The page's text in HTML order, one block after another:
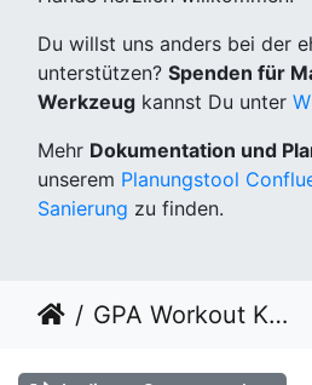
Du willst uns anders bei der
unterstützen? Spenden für
Werkzeug kannst Du unter
Mehr Dokumentation und
unserem Planungstool
Sanierung zu finden.
GPA Workout KW 49